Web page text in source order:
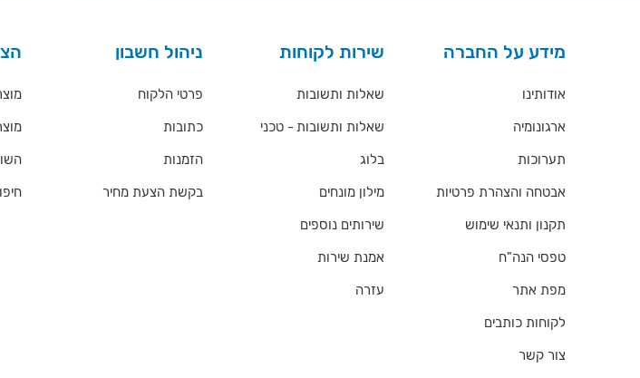
מידע על החברה
אודותינו
ארגונומיה
תערוכות
אבטחה והצהרת פרטיות
תקנון ותנאי שימוש
טפסי הנה"ח
מפת אתר
לקוחות כותבים
צור קשר
שירות לקוחות
שאלות ותשובות
שאלות ותשובות - טכני
בלוג
מילון מונחים
שירותים נוספים
אמנת שירות
עזרה
ניהול חשבון
פרטי הלקוח
כתובות
הזמנות
בקשת הצעת מחיר